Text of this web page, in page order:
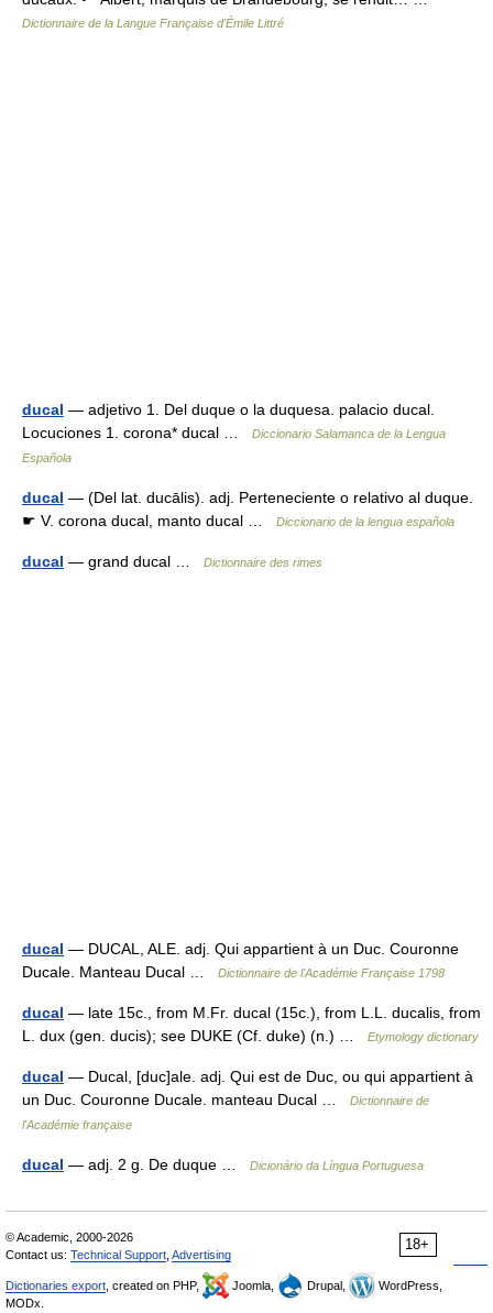
Dictionnaire de la Langue Française d'Émile Littré
ducal — adjetivo 1. Del duque o la duquesa. palacio ducal.
Locuciones 1. corona* ducal …
Diccionario Salamanca de la Lengua
Española
ducal — (Del lat. ducālis). adj. Perteneciente o relativo al duque.
☛ V. corona ducal, manto ducal …
Diccionario de la lengua española
ducal — grand ducal … Dictionnaire des rimes
ducal — DUCAL, ALE. adj. Qui appartient à un Duc. Couronne
Ducale. Manteau Ducal …
Dictionnaire de l'Académie Française 1798
ducal — late 15c., from M.Fr. ducal (15c.), from L.L. ducalis, from
L. dux (gen. ducis); see DUKE (Cf. duke) (n.) …
Etymology dictionary
ducal — Ducal, [duc]ale. adj. Qui est de Duc, ou qui appartient à
un Duc. Couronne Ducale. manteau Ducal …
Dictionnaire de
l'Académie française
ducal — adj. 2 g. De duque … Dicionário da Língua Portuguesa
18+
© Academic, 2000-2026
Contact us: Technical Support Advertising
Dictionaries export , created on PHP, Joomla, Drupal,
WordPress,
MODx.